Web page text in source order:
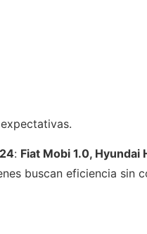
: Fiat Mobi 1.0, Hyundai
buscan eficiencia sin